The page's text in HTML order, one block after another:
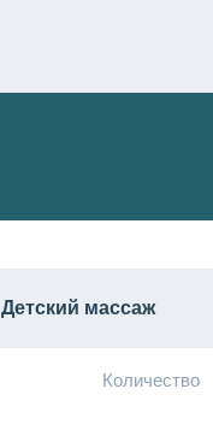
Детский массаж
Количество